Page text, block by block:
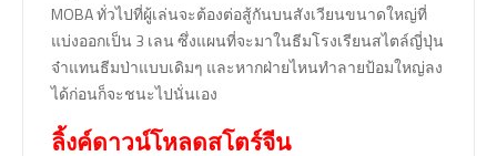
MOBA ทั่วไปที่ผู้เล่นจะต้องต่อสู้กันบนสังเวียนขนาดใหญ่ที่
แบ่งออกเป็น 3 เลน ซึ่งแผนที่จะมาในธีมโรงเรียนสไตล์ญี่ปุ่น
จ๋าแทนธีมป่าแบบเดิมๆ และหากฝ่ายไหนทำลายป้อมใหญ่ลง
ได้ก่อนก็จะชนะไปนั่นเอง
ลิ้งค์ดาวน์โหลดสโตร์จีน